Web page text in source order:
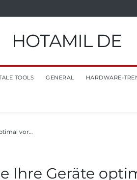
HOTAMIL DE
TOOLS GENERAL HARDWARE-
vor…
Ihre Geräte